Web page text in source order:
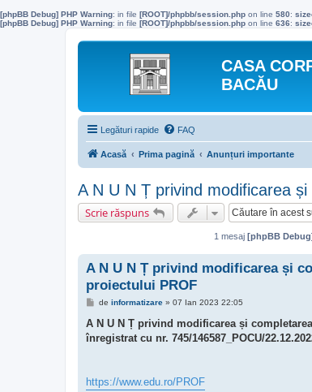
[phpBB Debug] PHP Warning: in file [ROOT]/phpbb/session.php on line 580:
[phpBB Debug] PHP Warning: in file [ROOT]/phpbb/session.php on line 636:
CASA
BACĂU
Legături rapide FAQ
Acasă Prima pagină Anunțuri importante
A N U N Ț privind modificarea
Scrie răspuns
1 mesaj [phpBB
A N U N Ț privind modificarea și
proiectului PROF
M
s
j
de informatizare» 07 Ian 2023 22:05
A N U N Ț privind modificarea și
înregistrat cu nr. 745/146587_POCU/
https://www.edu.ro/PROF